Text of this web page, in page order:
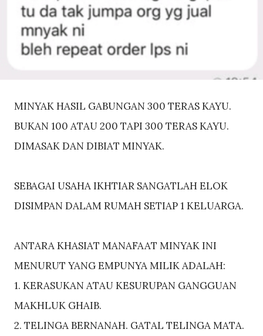
MINYAK HASIL GABUNGAN 300 TERAS KAYU.
BUKAN 100 ATAU 200 TAPI 300 TERAS KAYU.
DIMASAK DAN DIBIAT MINYAK.
SEBAGAI USAHA IKHTIAR SANGATLAH ELOK
DISIMPAN DALAM RUMAH SETIAP 1 KELUARGA.
ANTARA KHASIAT MANAFAAT MINYAK INI
MENURUT YANG EMPUNYA MILIK ADALAH:
1. KERASUKAN ATAU KESURUPAN GANGGUAN
MAKHLUK GHAIB.
2. TELINGA BERNANAH. GATAL TELINGA MATA.